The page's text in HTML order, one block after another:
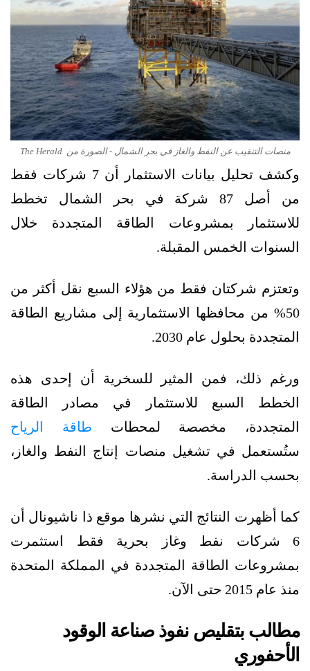
منصات التنقيب عن النفط والغاز في بحر الشمال - الصورة من The Herald
وكشف تحليل بيانات الاستثمار أن 7 شركات فقط
من أصل 87 شركة في بحر الشمال تخطط
للاستثمار بمشروعات الطاقة المتجددة خلال
السنوات الخمس المقبلة.
وتعتزم شركتان فقط من هؤلاء السبع نقل أكثر من
50% من محافظها الاستثمارية إلى مشاريع الطاقة
المتجددة بحلول عام 2030.
ورغم ذلك، فمن المثير للسخرية أن إحدى هذه
الخطط السبع للاستثمار في مصادر الطاقة
المتجددة، مخصصة لمحطات طاقة الرياح
ستُستعمل في تشغيل منصات إنتاج النفط والغاز،
بحسب الدراسة.
كما أظهرت النتائج التي نشرها موقع ذا ناشيونال أن
6 شركات نفط وغاز بحرية فقط استثمرت
بمشروعات الطاقة المتجددة في المملكة المتحدة
منذ عام 2015 حتى الآن.
مطالب بتقليص نفوذ صناعة الوقود
الأحفوري